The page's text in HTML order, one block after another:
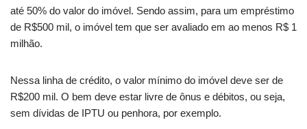
até 50% do valor do imóvel. Sendo assim, para um empréstimo
de R$500 mil, o imóvel tem que ser avaliado em ao menos R$ 1
milhão.
Nessa linha de crédito, o valor mínimo do imóvel deve ser de
R$200 mil. O bem deve estar livre de ônus e débitos, ou seja,
sem dívidas de IPTU ou penhora, por exemplo.